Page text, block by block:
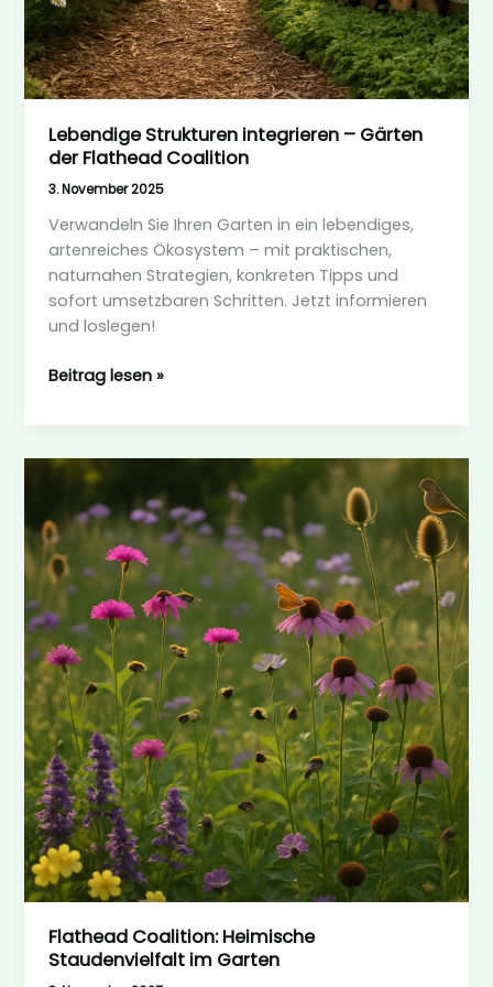
Lebendige Strukturen integrieren – Gärten
der Flathead Coalition
3. November 2025
Verwandeln Sie Ihren Garten in ein lebendiges,
artenreiches Ökosystem – mit praktischen,
naturnahen Strategien, konkreten Tipps und
sofort umsetzbaren Schritten. Jetzt informieren
und loslegen!
Lebendige
integrieren
Gärten
Flathead
Coalition
Beitrag lesen »
Flathead Coalition: Heimische
Staudenvielfalt im Garten